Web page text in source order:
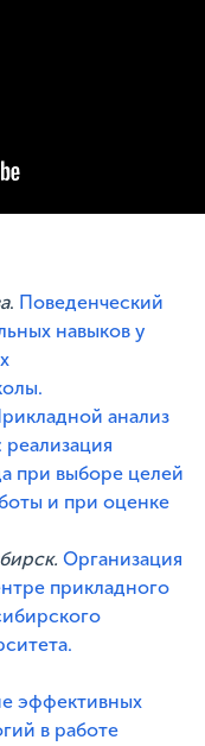
. Поведенческий
навыков у
анализ
при выборе целей
и при оценке
Организация
прикладного
эффективных
в работе